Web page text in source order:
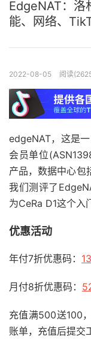
EdgeNAT：洛
能、网络、
2022-08-05 阅读
edgeNAT，这是
会员单位
产品，数据中心包
我们测评了
为CeRa D1这个入
优惠活动
年付7折优惠码：
月付8折优惠码：
充值满500送100
账单，充值后提交